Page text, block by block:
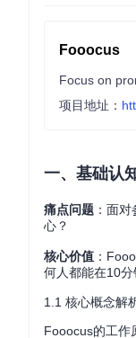
Fooocus
Focus on
项目地址：
一、基础认
痛点问题 ：面
心？
核心价值 ：
何人都能在10分
1.1 核心概念解
Fooocus的工作